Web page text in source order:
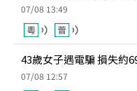
07/08 13:49
43歲女子遇電騙 損失約
07/08 12:57